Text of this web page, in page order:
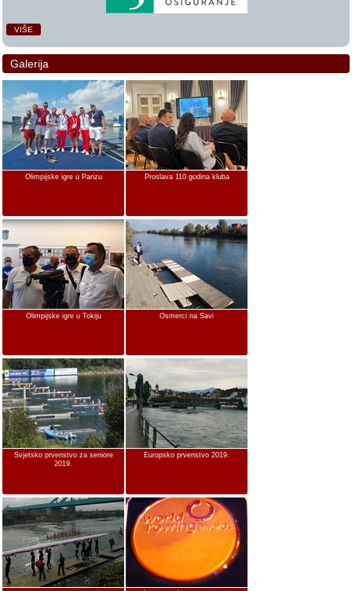
VIŠE
Galerija
Olimpijske igre u Parizu Proslava 110 godina kluba
Olimpijske igre u Tokiju Osmerci na Savi
Svjetsko prvenstvo za seniore
2019.
Europsko prvenstvo 2019.